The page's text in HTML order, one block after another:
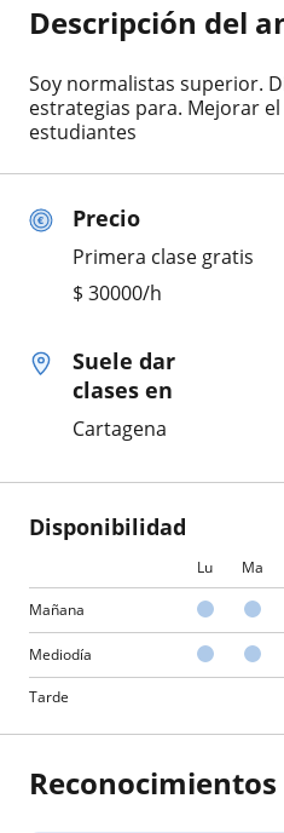
Precio
Primera clase gratis
$ 30000/h
Suele dar
clases en
Cartagena
Disponibilidad
Lu Ma
Mañana
Mediodía
Tarde
Descripción del
Soy normalistas superior.
estrategias para. Mejorar
estudiantes
Reconocimientos